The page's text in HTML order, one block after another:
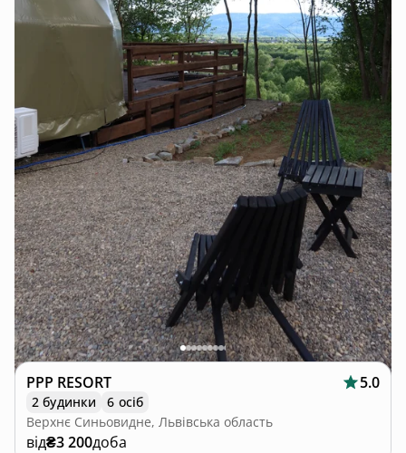
PPP RESORT 5.0
2 будинки
6 осіб
Верхнє Синьовидне, Львівська область
від₴3 200доба